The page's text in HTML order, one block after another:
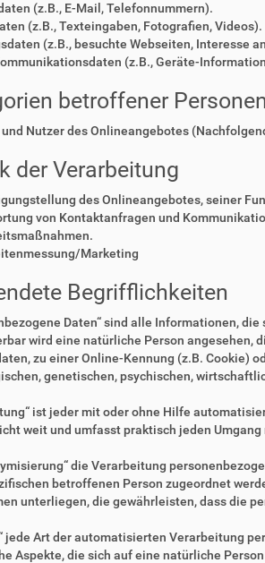
(z.B., E-Mail, Telefonnummern).
(z.B., Texteingaben, Fotografien, Videos).
(z.B., besuchte Webseiten, Interesse
(z.B., Geräte-
betroffener Personen
Nutzer des Onlineangebotes
der Verarbeitung
des Onlineangebotes, seiner
von Kontaktanfragen und
Marketing
Begrifflichkeiten
Daten“ sind alle Informationen,
wird eine natürliche Person angesehen,
zu einer Online-Kennung (z.B. Cookie)
genetischen, psychischen,
ist jeder mit oder ohne Hilfe
weit und umfasst praktisch jeden Umgang
die Verarbeitung
betroffenen Person zugeordnet
unterliegen, die gewährleisten, dass die
jede Art der automatisierten Verarbeitung
Aspekte, die sich auf eine natürliche